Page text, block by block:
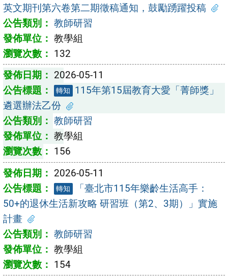
英文期刊第六卷第二期徵稿通知，鼓勵踴躍投稿
教師研習
教學組
132
2026-05-11
轉知
115年第15屆教育大愛「菁師獎」
遴選辦法乙份
教師研習
教學組
156
2026-05-11
轉知
「臺北市115年樂齡生活高手：
50+的退休生活新攻略 研習班（第2、3期）」實施
計畫
教師研習
教學組
154